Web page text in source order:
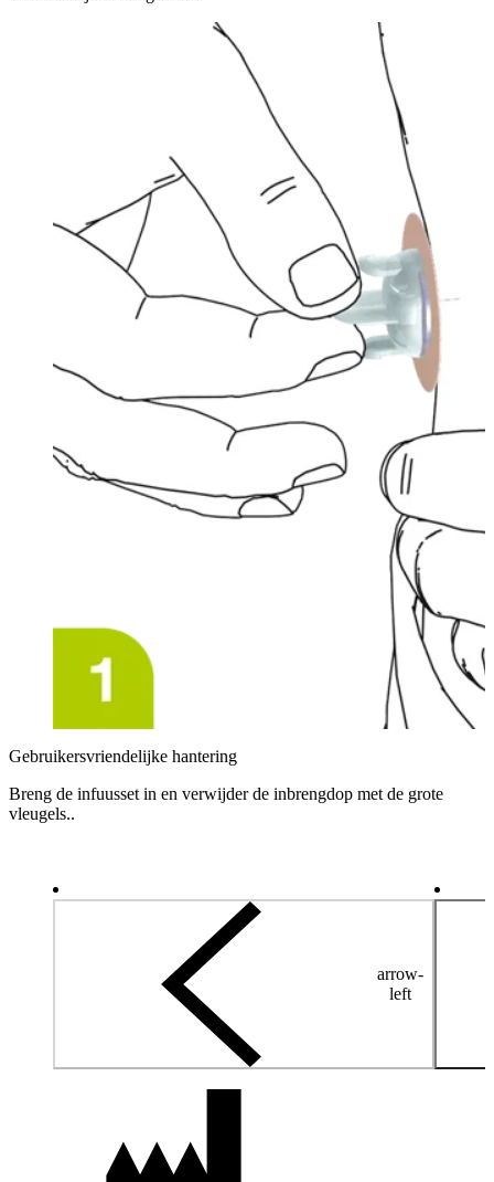
Gebruikersvriendelijke hantering
Breng de infuusset in en verwijder de inbrengdop met de grote
vleugels..
arrow-
left